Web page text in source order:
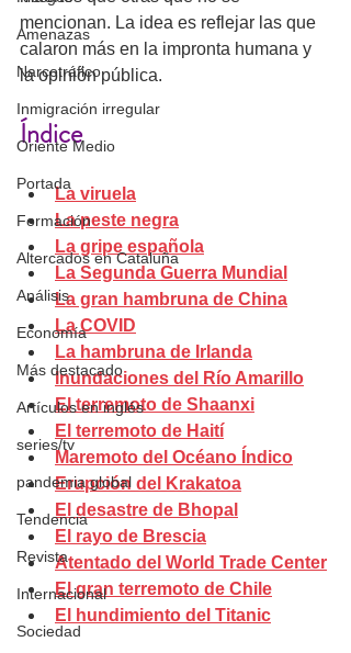
Amenazas
Narcotráfico
Inmigración irregular
Oriente Medio
Portada
Formación
Altercados en Cataluña
Análisis
Economía
Más destacado
Artículos en inglés
series/tv
pandemia global
Tendencia
Revista
Internacional
Sociedad
mencionan. La idea es reflejar las que
calaron más en la impronta humana y
la opinión pública.
Índice
La viruela
La peste negra
La gripe española
La Segunda Guerra Mundial
La gran hambruna de China
La COVID
La hambruna de Irlanda
Inundaciones del Río Amarillo
El terremoto de Shaanxi
El terremoto de Haití
Maremoto del Océano Índico
Erupción del Krakatoa
El desastre de Bhopal
El rayo de Brescia
Atentado del World Trade Center
El gran terremoto de Chile
El hundimiento del Titanic